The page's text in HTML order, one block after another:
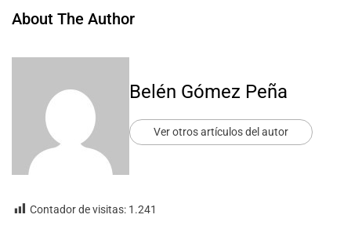
About The Author
Belén Gómez Peña
Ver otros artículos del autor
Contador de visitas: 1.241